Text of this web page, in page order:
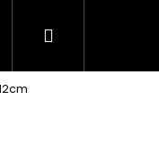
Nákupní